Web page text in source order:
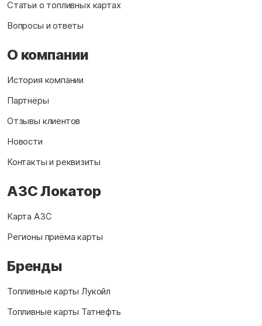
Статьи о топливных картах
Вопросы и ответы
О компании
История компании
Партнёры
Отзывы клиентов
Новости
Контакты и реквизиты
АЗС Локатор
Карта АЗС
Регионы приёма карты
Бренды
Топливные карты Лукойл
Топливные карты Татнефть